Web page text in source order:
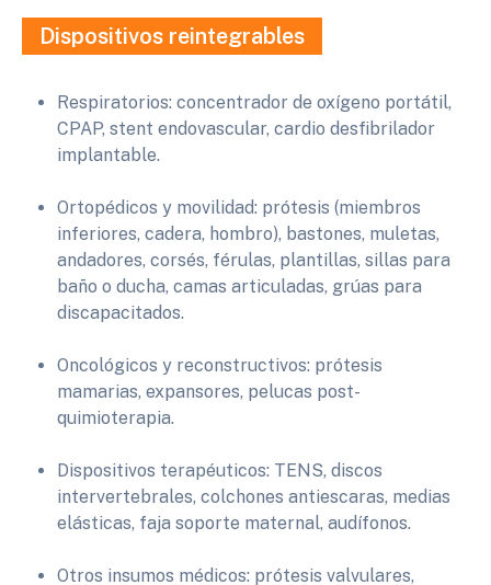
Dispositivos reintegrables
Respiratorios: concentrador de oxígeno portátil,
CPAP, stent endovascular, cardio desfibrilador
implantable.
Ortopédicos y movilidad: prótesis (miembros
inferiores, cadera, hombro), bastones, muletas,
andadores, corsés, férulas, plantillas, sillas para
baño o ducha, camas articuladas, grúas para
discapacitados.
Oncológicos y reconstructivos: prótesis
mamarias, expansores, pelucas post-
quimioterapia.
Dispositivos terapéuticos: TENS, discos
intervertebrales, colchones antiescaras, medias
elásticas, faja soporte maternal, audífonos.
Otros insumos médicos: prótesis valvulares,